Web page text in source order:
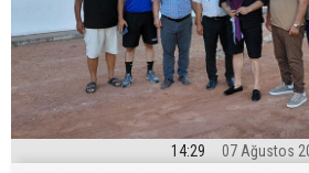
14:29 07 Ağustos